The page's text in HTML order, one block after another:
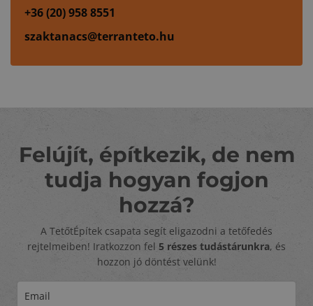
+36 (20) 958 8551
szaktanacs@terranteto.hu
Felújít, építkezik, de nem
tudja hogyan fogjon
hozzá?
A TetőtÉpítek csapata segít eligazodni a tetőfedés
rejtelmeiben! Iratkozzon fel 5 részes tudástárunkra, és
hozzon jó döntést velünk!